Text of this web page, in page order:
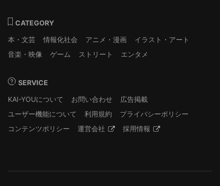
CATEGORY
本・文芸
情報化社会 アニメ・漫画
イラスト・アート
音楽・映像
ゲーム ストリート エンタメ
SERVICE
KAI-YOUについて
お問い合わせ
広告掲載
ユーザー機能について
利用規約
プライバシーポリシー
コンテンツポリシー
運営会社 採用情報